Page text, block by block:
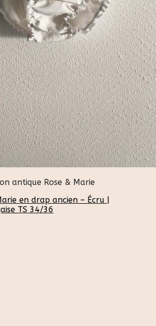
antique Rose & Marie
en drap ancien – Écru |
TS 34/36